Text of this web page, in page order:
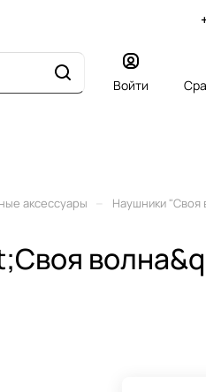
Войти
аксессуары Наушники "Своя